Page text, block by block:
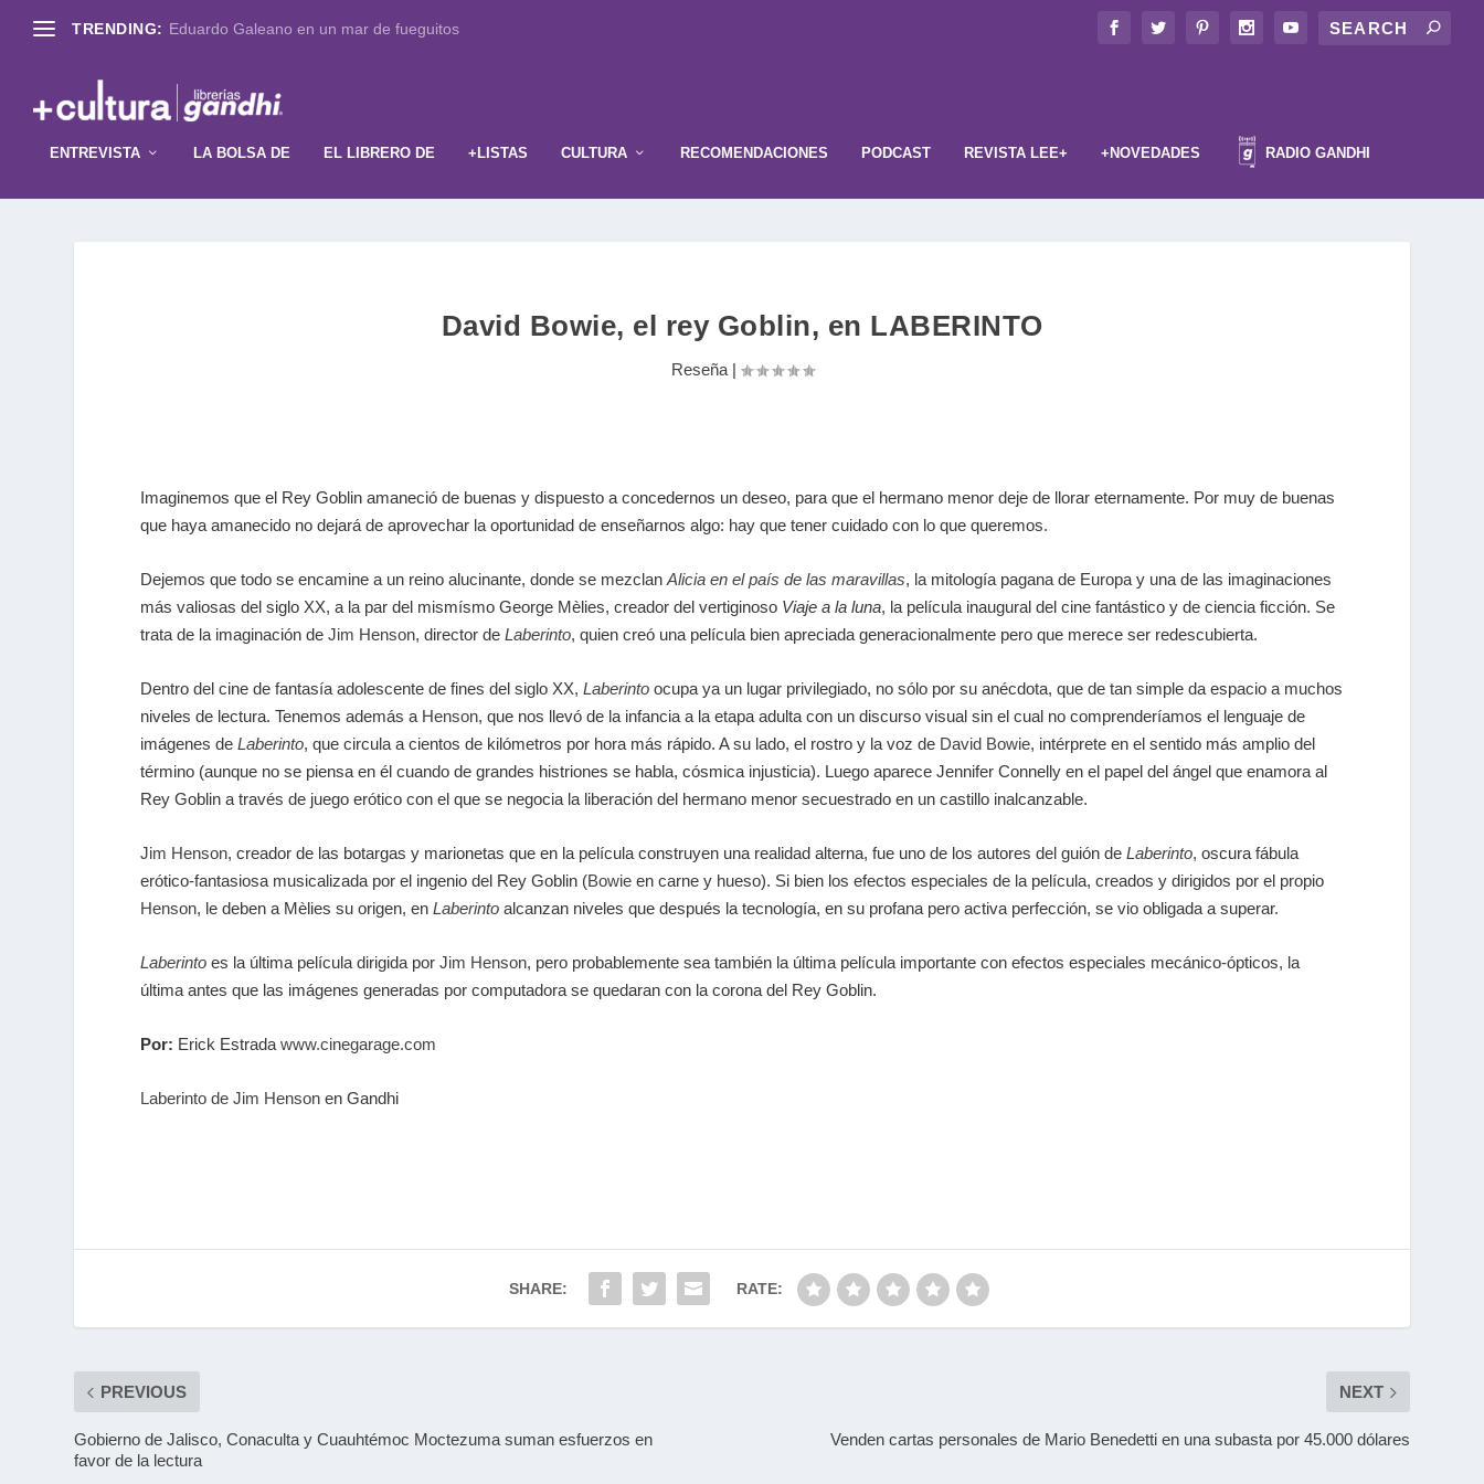
TRENDING: Eduardo Galeano en un mar de fueguitos
ENTREVISTA LA BOLSA DE EL LIBRERO DE +LISTAS CULTURA RECOMENDACIONES PODCAST REVISTA LEE+ +NOVEDADES RADIO GANDHI
David Bowie, el rey Goblin, en LABERINTO
Reseña|
Imaginemos que el Rey Goblin amaneció de buenas y dispuesto a concedernos un deseo, para que el hermano menor deje de llorar eternamente. Por muy de buenas
que haya amanecido no dejará de aprovechar la oportunidad de enseñarnos algo: hay que tener cuidado con lo que queremos.
Dejemos que todo se encamine a un reino alucinante, donde se mezclan Alicia en el país de las maravillas, la mitología pagana de Europa y una de las imaginaciones
más valiosas del siglo XX, a la par del mismísmo George Mèlies, creador del vertiginoso Viaje a la luna, la película inaugural del cine fantástico y de ciencia ficción. Se
trata de la imaginación deJim Henson, director deLaberinto, quien creó una película bien apreciada generacionalmente pero que merece ser redescubierta.
Dentro del cine de fantasía adolescente de fines del siglo XX,Laberinto ocupa ya un lugar privilegiado, no sólo por su anécdota, que de tan simple da espacio a muchos
niveles de lectura. Tenemos además a Henson, que nos llevó de la infancia a la etapa adulta con un discurso visual sin el cual no comprenderíamos el lenguaje de
imágenes deLaberinto, que circula a cientos de kilómetros por hora más rápido. A su lado, el rostro y la voz de David Bowie, intérprete en el sentido más amplio del
término (aunque no se piensa en él cuando de grandes histriones se habla, cósmica injusticia). Luego aparece Jennifer Connelly en el papel del ángel que enamora al
Rey Goblin a través de juego erótico con el que se negocia la liberación del hermano menor secuestrado en un castillo inalcanzable.
Jim Henson, creador de las botargas y marionetas que en la película construyen una realidad alterna, fue uno de los autores del guión deLaberinto, oscura fábula
erótico-fantasiosa musicalizada por el ingenio del Rey Goblin (Bowie en carne y hueso). Si bien los efectos especiales de la película, creados y dirigidos por el propio
Henson, le deben a Mèlies su origen, enLaberinto alcanzan niveles que después la tecnología, en su profana pero activa perfección, se vio obligada a superar.
Laberinto es la última película dirigida porJim Henson, pero probablemente sea también la última película importante con efectos especiales mecánico-ópticos, la
última antes que las imágenes generadas por computadora se quedaran con la corona del Rey Goblin.
Por: Erick Estradawww.cinegarage.com
Laberinto de Jim Henson en Gandhi
SHARE: RATE:
PREVIOUS
Gobierno de Jalisco, Conaculta y Cuauhtémoc Moctezuma suman esfuerzos en
favor de la lectura
NEXT
Venden cartas personales de Mario Benedetti en una subasta por 45.000 dólares